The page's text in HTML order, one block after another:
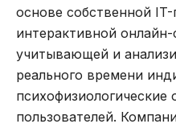
основе собственной
интерактивной
учитывающей и
реального времени
психофизиологические
пользователей.